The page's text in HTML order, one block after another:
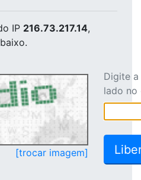
IP 216.73.217.14,
[trocar imagem]
Digite
lado no